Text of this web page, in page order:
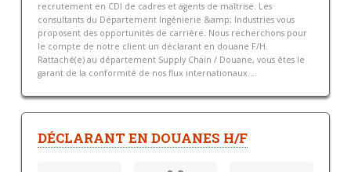
recrutement en CDI de cadres et agents de maîtrise. Les
consultants du Département Ingénierie &amp; Industries vous
proposent des opportunités de carrière. Nous recherchons pour
le compte de notre client un déclarant en douane F/H.
Rattaché(e) au département Supply Chain / Douane, vous êtes le
garant de la conformité de nos flux internationaux....
DÉCLARANT EN DOUANES H/F